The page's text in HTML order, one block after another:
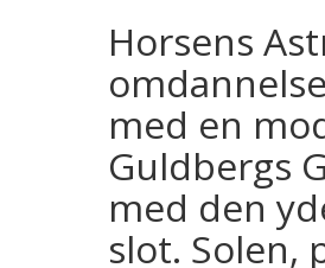
Horsens
med en
Guldbergs
med den
slot. Solen,